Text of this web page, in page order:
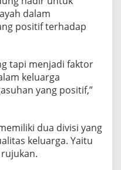
dalam
positif terhadap
tapi menjadi faktor
keluarga
yang positif,”
dua divisi yang
keluarga. Yaitu